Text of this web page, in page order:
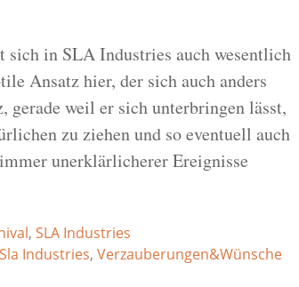
sich in SLA Industries auch wesentlich
Ansatz hier, der sich auch anders
gerade weil er sich unterbringen lässt,
zu ziehen und so eventuell auch
unerklärlicherer Ereignisse
, SLA Industries
Sla Industries, Verzauberungen&Wünsche